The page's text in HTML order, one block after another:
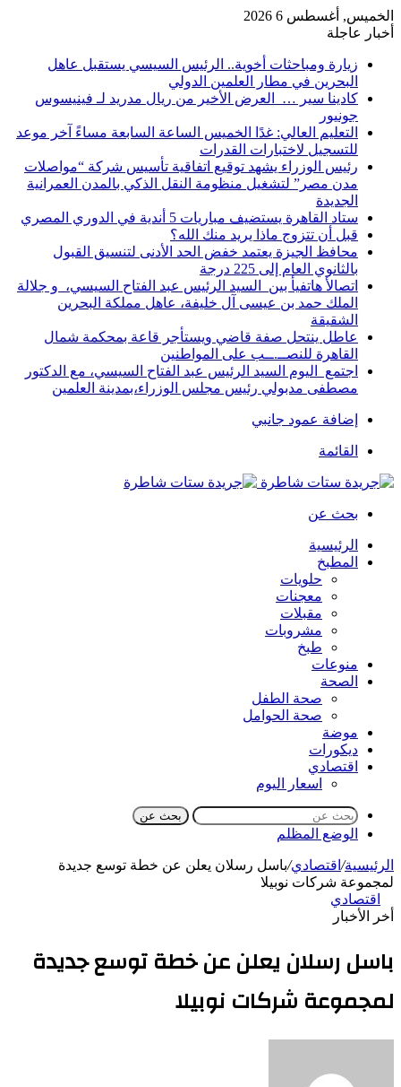
الخميس, أغسطس 6 2026
أخبار عاجلة
زيارة ومباحثات أخوية.. الرئيس السيسي يستقبل عاهل
البحرين في مطار العلمين الدولي
كادينا سير … العرض الأخير من ريال مدريد لـ فينيسوس
جونيور
التعليم العالي: غدًا الخميس الساعة السابعة مساءً آخر موعد
للتسجيل لاختبارات القدرات
رئيس الوزراء يشهد توقيع اتفاقية تأسيس شركة “مواصلات
مدن مصر” لتشغيل منظومة النقل الذكي بالمدن العمرانية
الجديدة
ستاد القاهرة يستضيف مباريات 5 أندية في الدوري المصري
قبل أن تتزوج ماذا يريد منك الله؟
محافظ الجيزة يعتمد خفض الحد الأدنى لتنسيق القبول
بالثانوي العام إلى 225 درجة
اتصالأ هاتفيأ بين السيد الرئيس عبد الفتاح السيسي، و جلالة
الملك حمد بن عيسى آل خليفة، عاهل مملكة البحرين
الشقيقة
عاطل ينتحل صفة قاضي ويستأجر قاعة بمحكمة شمال
القاهرة للنصــ.ــب على المواطنين
اجتمع اليوم السيد الرئيس عبد الفتاح السيسي، مع الدكتور
مصطفى مدبولي رئيس مجلس الوزراء،بمدينة العلمين
إضافة عمود جانبي
القائمة
بحث عن
الرئيسية
المطبخ
حلويات
معجنات
مقبلات
مشروبات
طبخ
منوعات
الصحة
صحة الطفل
صحة الحوامل
موضة
ديكورات
اقتصادي
اسعار اليوم
بحث عن
الوضع المظلم
الرئيسية/ اقتصادي/باسل رسلان يعلن عن خطة توسع جديدة
لمجموعة شركات نوبيلا
اقتصادي
أخر الأخبار
باسل رسلان يعلن عن خطة توسع جديدة
لمجموعة شركات نوبيلا